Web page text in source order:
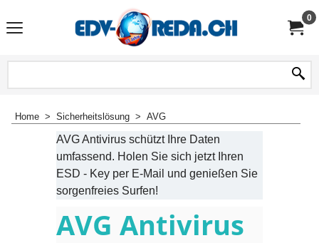
0
Home > Sicherheitslösung > AVG
AVG Antivirus schützt Ihre Daten
umfassend. Holen Sie sich jetzt Ihren
ESD - Key per E-Mail und genießen Sie
sorgenfreies Surfen!
AVG Antivirus